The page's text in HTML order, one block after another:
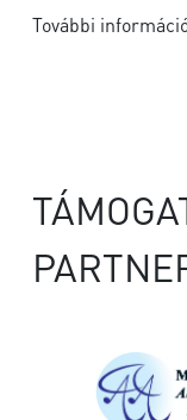
További